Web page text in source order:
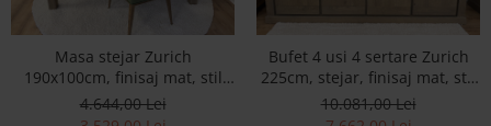
Masa stejar Zurich
190x100cm, finisaj mat, stil
rustic
4.644,00 Lei
Bufet 4 usi 4 sertare Zurich
225cm, stejar, finisaj mat, stil
rustic
10.081,00 Lei